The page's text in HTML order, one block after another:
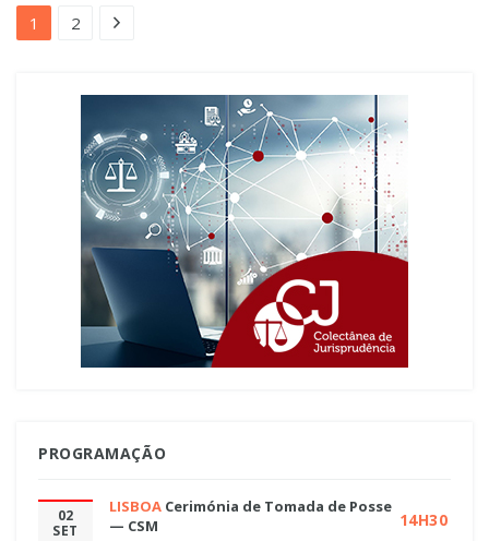
1 2
PROGRAMAÇÃO
02
SET
LISBOA Cerimónia de Tomada de Posse
— CSM
14H30